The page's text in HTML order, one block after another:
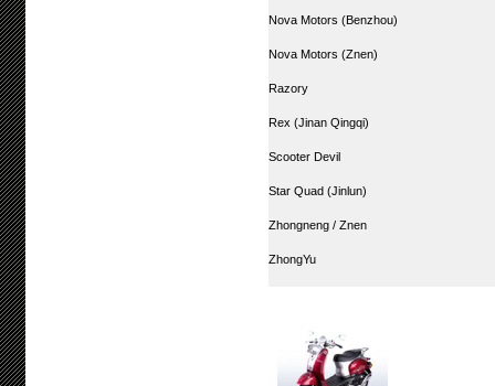
Nova Motors (Benzhou)
Nova Motors (Znen)
Razory
Rex (Jinan Qingqi)
Scooter Devil
Star Quad (Jinlun)
Zhongneng / Znen
ZhongYu